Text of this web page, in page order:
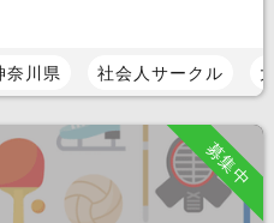
奈川県 社会人サークル
募集中